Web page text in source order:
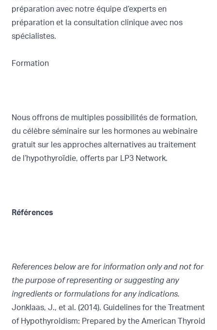
préparation avec notre équipe d’experts en
préparation et la consultation clinique avec nos
spécialistes.
Formation
Nous offrons de multiples possibilités de formation,
du célèbre séminaire sur les hormones au webinaire
gratuit sur les approches alternatives au traitement
de l’hypothyroïdie, offerts par LP3 Network.
Références
References below are for information only and not for
the purpose of representing or suggesting any
ingredients or formulations for any indications.
Jonklaas, J., et al. (2014). Guidelines for the Treatment
of Hypothyroidism: Prepared by the American Thyroid